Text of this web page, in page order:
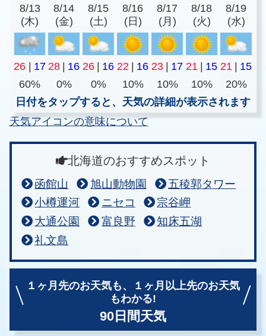
8/13
(木)
8/14
(金)
8/15
(土)
8/16
(日)
8/17
(月)
8/18
(火)
8/19
(水)
26 | 17 28 | 16 26 | 16 22 | 16 23 | 17 21 | 15 21 | 15
60%
0% 0% 10% 10% 10%
20%
日付をタップすると、天気の詳細が表示されます
天気アイコンの意味について
北海道のおすすめスポット
函館山 旭山動物園
五稜郭タワー
小樽運河
ニセコ
宗谷岬
大通公園
富良野
知床五湖
礼文島
１ヶ月先のお天気も、
１ヶ月以上先のお天気
もわかる!
90日間天気